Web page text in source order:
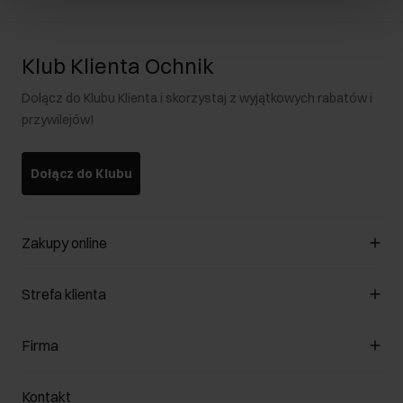
Klub Klienta Ochnik
Dołącz do Klubu Klienta i skorzystaj z wyjątkowych rabatów i
przywilejów!
Dołącz do Klubu
Zakupy online
Zarządzaj cookies
Formy płatności
Jak dokonać zwrotu?
Strefa klienta
Klub Klienta
Firma
O nas
Kontakt